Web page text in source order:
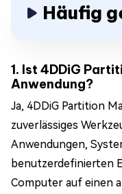
Häufig
1. Ist 4DDiG
Anwendung?
Ja, 4DDiG Partition
zuverlässiges
Anwendungen,
benutzerdefinierten
Computer auf einen